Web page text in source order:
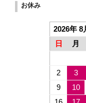
お休み
2026年 8
日
月
2
3
9
10